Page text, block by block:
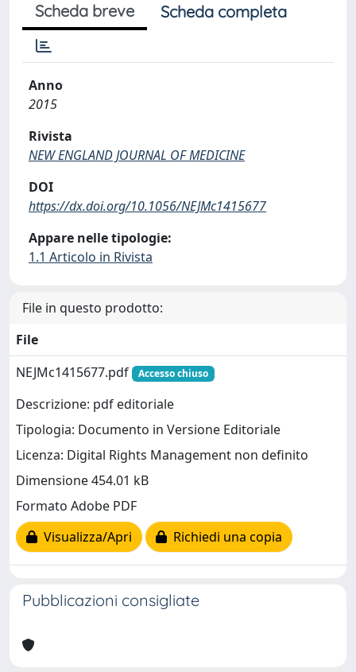
Scheda breve Scheda completa
Anno
2015
Rivista
NEW ENGLAND JOURNAL OF MEDICINE
DOI
https://dx.doi.org/10.1056/NEJMc1415677
Appare nelle tipologie:
1.1 Articolo in Rivista
File in questo prodotto:
File
NEJMc1415677.pdf
Accesso chiuso
Descrizione: pdf editoriale
Tipologia: Documento in Versione Editoriale
Licenza: Digital Rights Management non definito
Dimensione 454.01 kB
Formato Adobe PDF
Visualizza/Apri
Richiedi una copia
Pubblicazioni consigliate